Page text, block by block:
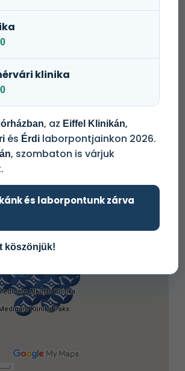
klinika
, az Eiffel Klinikán,
és Érdi laborpontjainkon 2026.
, szombaton is várjuk
és laborpontunk zárva
köszönjük!